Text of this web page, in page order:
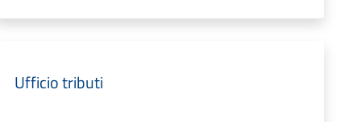
Ufficio tributi